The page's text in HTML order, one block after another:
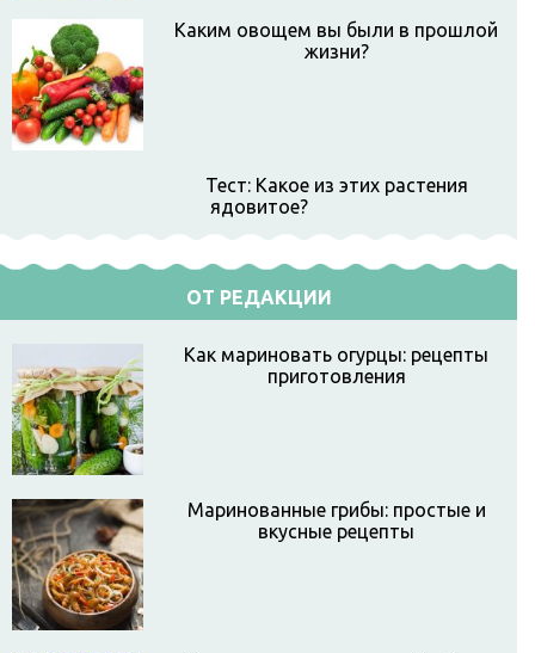
Каким овощем вы были в прошлой
жизни?
Тест: Какое из этих растения
ядовитое?
ОТ РЕДАКЦИИ
Как мариновать огурцы: рецепты
приготовления
Маринованные грибы: простые и
вкусные рецепты